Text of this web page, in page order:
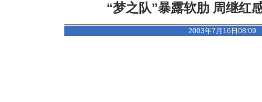
“梦之队”暴露软肋 周继红
2003年7月16日